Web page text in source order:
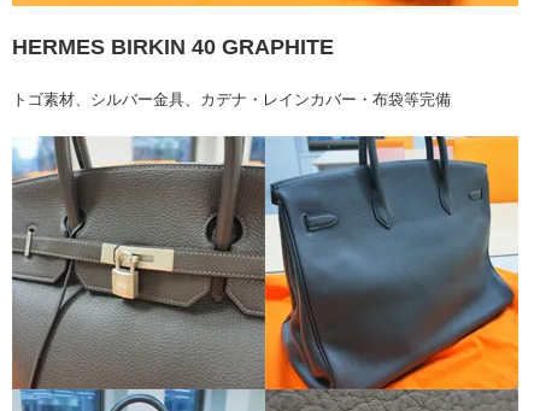
HERMES BIRKIN 40 GRAPHITE
トゴ素材、シルバー金具、カデナ・レインカバー・布袋等完備